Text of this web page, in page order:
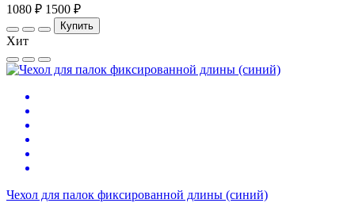
1080 ₽ 1500 ₽
Купить
Хит
Чехол для палок фиксированной длины (синий)